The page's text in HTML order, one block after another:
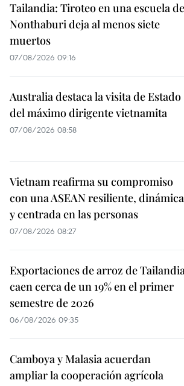
Tailandia: Tiroteo en una escuela de
Nonthaburi deja al menos siete
muertos
07/08/2026 09:16
Australia destaca la visita de Estado
del máximo dirigente vietnamita
07/08/2026 08:58
Vietnam reafirma su compromiso
con una ASEAN resiliente, dinámica
y centrada en las personas
07/08/2026 08:27
Exportaciones de arroz de
caen cerca de un 19% en el primer
semestre de 2026
06/08/2026 09:35
Camboya y Malasia acuerdan
ampliar la cooperación agrícola